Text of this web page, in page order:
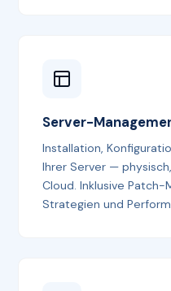
Server-
Installation,
Ihrer Server —
Cloud. Inklusive
Strategien und